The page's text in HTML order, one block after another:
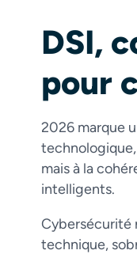
DSI,
pour
2026 marque
technologique,
mais à la
intelligents.
Cybersécurité
technique,